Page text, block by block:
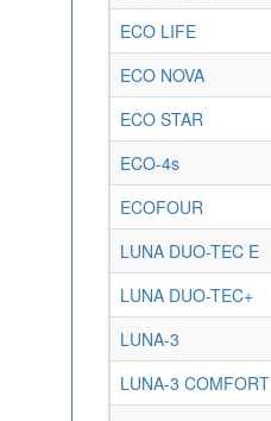
ECO LIFE
ECO NOVA
ECO STAR
ECO-4s
ECOFOUR
LUNA DUO-TEC E
LUNA DUO-TEC+
LUNA-3
LUNA-3 COMFORT